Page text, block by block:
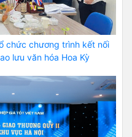
chức chương trình kết nối
lưu văn hóa Hoa Kỳ